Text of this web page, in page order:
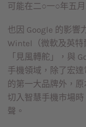
可能在二○一○年五
也因 Google 的影響
Wintel（微軟及英
「見風轉舵」，與
手機領域，除了宏
的第一大品牌外，
切入智慧手機市場
聲。